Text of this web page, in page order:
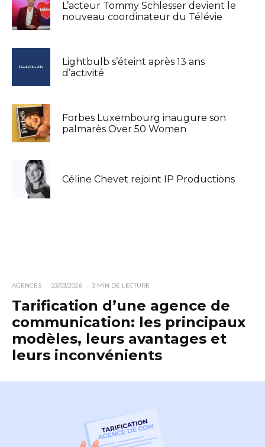
L’acteur Tommy Schlesser devient le
nouveau coordinateur du Télévie
Lightbulb s’éteint après 13 ans
d’activité
Forbes Luxembourg inaugure son
palmarès Over 50 Women
Céline Chevet rejoint IP Productions
AGENCES · 23/03/2026 · 3 MIN DE LECTURE
Tarification d’une agence de
communication: les principaux
modèles, leurs avantages et
leurs inconvénients